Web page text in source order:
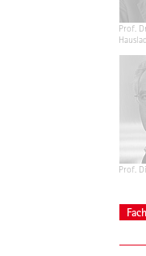
Prof.
Prof.